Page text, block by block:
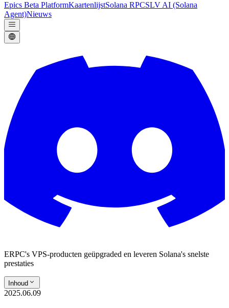
Epics Beta PlatformKaartenlijstSolana RPCSLV AI (Solana
Agent)Nieuws
ERPC's VPS-producten geüpgraded en leveren Solana's snelste
prestaties
Inhoud
2025.06.09